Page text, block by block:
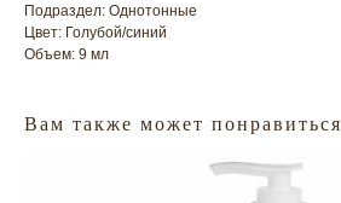
Подраздел: Однотонные
Цвет: Голубой/синий
Объем: 9 мл
Вам также может понравиться